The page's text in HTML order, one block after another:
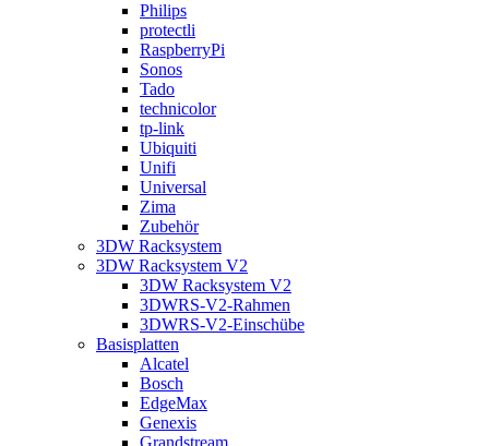
Philips
protectli
RaspberryPi
Sonos
Tado
technicolor
tp-link
Ubiquiti
Unifi
Universal
Zima
Zubehör
3DW Racksystem
3DW Racksystem V2
3DW Racksystem V2
3DWRS-V2-Rahmen
3DWRS-V2-Einschübe
Basisplatten
Alcatel
Bosch
EdgeMax
Genexis